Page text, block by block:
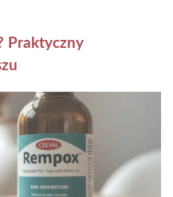
Praktyczny